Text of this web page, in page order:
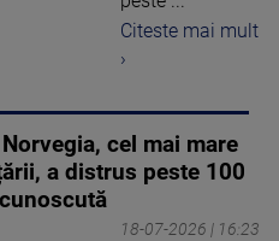
Citeste mai mult
›
cel mai mare
a distrus peste 100
18-07-2026 | 16:23